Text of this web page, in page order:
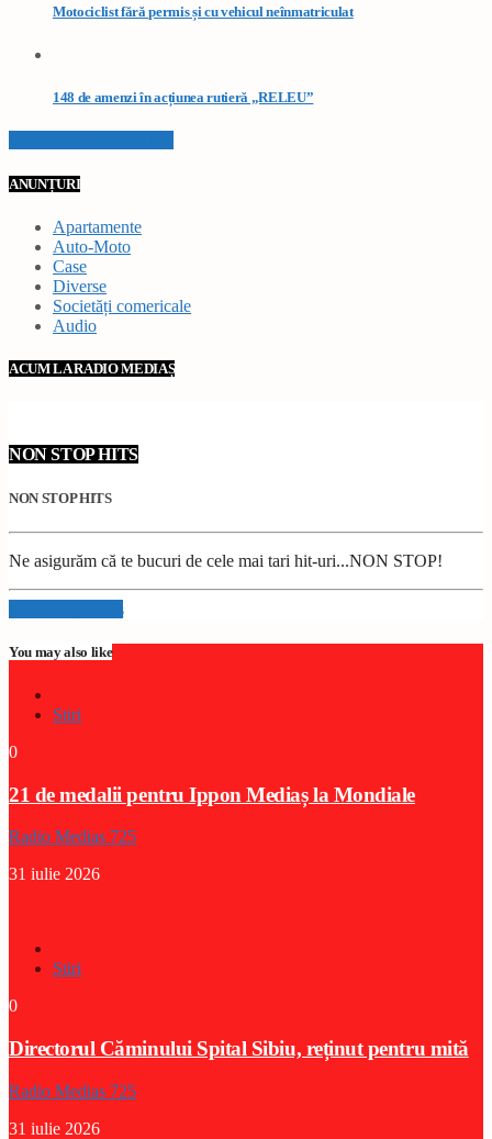
Motociclist fără permis și cu vehicul neînmatriculat
148 de amenzi în acțiunea rutieră „RELEU”
ANUNȚURI
Apartamente
Auto-Moto
Case
Diverse
Societăți comericale
Audio
ACUM LA RADIO MEDIAȘ
NON STOP HITS
NON STOP HITS
Ne asigurăm că te bucuri de cele mai tari hit-uri...NON STOP!
Info and episodes
You may also like
Stiri
0
21 de medalii pentru Ippon Mediaș la Mondiale
Radio Medias 725
31 iulie 2026
Stiri
0
Directorul Căminului Spital Sibiu, reținut pentru mită
Radio Medias 725
31 iulie 2026